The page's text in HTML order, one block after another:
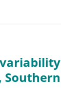
Southern